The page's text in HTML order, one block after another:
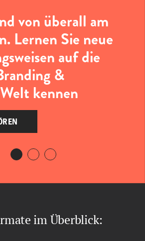
von überall am
Lernen Sie neue
auf die
&
kennen
im Überblick: